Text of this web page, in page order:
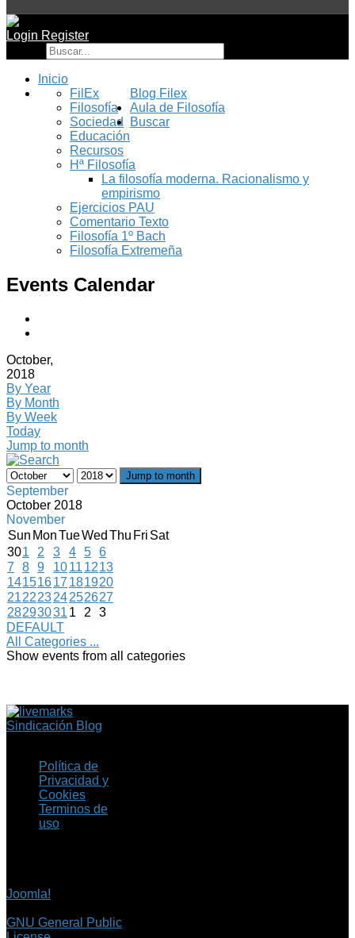
Login Register
Inicio
Blog Filex
FilEx
Filosofía
Sociedad
Educación
Recursos
Aula de Filosofía
Hª Filosofía
La filosofía moderna. Racionalismo y
empirismo
Ejercicios PAU
Comentario Texto
Filosofía 1º Bach
Filosofía Extremeña
Buscar
Events Calendar
October,
2018
By Year
By Month
By Week
Today
Jump to month
Jump to month
September
October 2018
November
Sun MonTueWed Thu Fri Sat
301 2 3 4 5 6
7
8 9 1011 1213
14151617 181920
21222324252627
28293031 1 2
3
DEFAULT
All Categories ...
Show events from all categories
Sindicación Blog
Política de
Privacidad y
Cookies
Terminos de
uso
Joomla!
GNU General Public